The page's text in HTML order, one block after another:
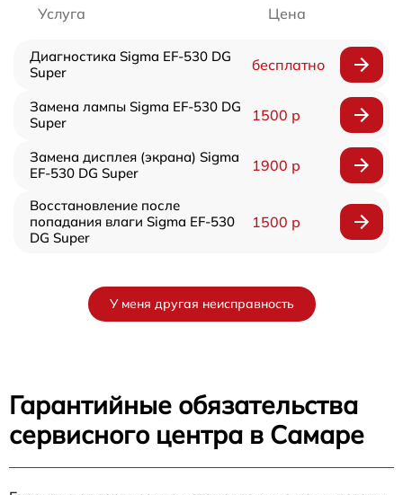
Услуга Цена
Диагностика Sigma EF-530 DG
Super
бесплатно
Замена лампы Sigma EF-530 DG
Super
1500 р
Замена дисплея (экрана) Sigma
EF-530 DG Super
1900 р
Восстановление после
попадания влаги Sigma EF-530
DG Super
1500 р
У меня другая неисправность
Гарантийные обязательства
сервисного центра в Самаре